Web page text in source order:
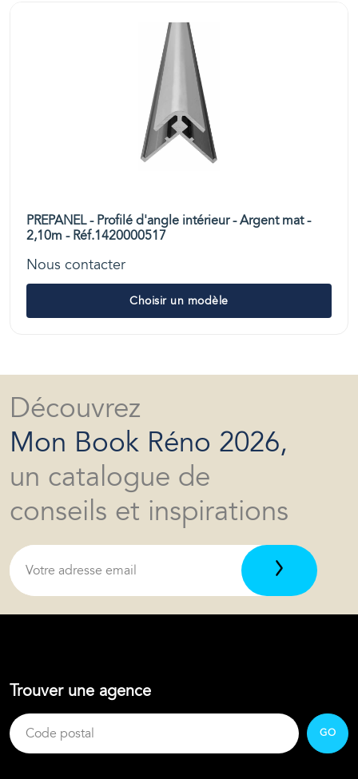
PREPANEL - Profilé d'angle intérieur - Argent mat -
2,10m - Réf.1420000517
Nous contacter
Choisir un modèle
Découvrez
Mon Book Réno 2026,
un catalogue de
conseils et inspirations
Trouver une agence
GO